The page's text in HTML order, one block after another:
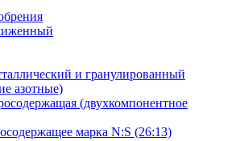
и гранулированный
азотные)
(двухкомпонентное
марка N:S (26:13)